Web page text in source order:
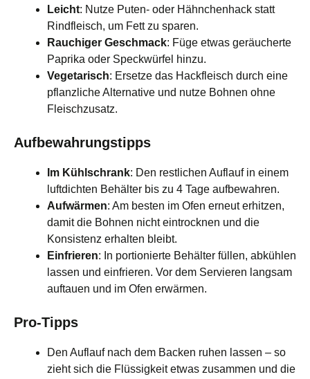
Leicht: Nutze Puten- oder Hähnchenhack statt
Rindfleisch, um Fett zu sparen.
Rauchiger Geschmack: Füge etwas geräucherte
Paprika oder Speckwürfel hinzu.
Vegetarisch: Ersetze das Hackfleisch durch eine
pflanzliche Alternative und nutze Bohnen ohne
Fleischzusatz.
Aufbewahrungstipps
Im Kühlschrank: Den restlichen Auflauf in einem
luftdichten Behälter bis zu 4 Tage aufbewahren.
Aufwärmen: Am besten im Ofen erneut erhitzen,
damit die Bohnen nicht eintrocknen und die
Konsistenz erhalten bleibt.
Einfrieren: In portionierte Behälter füllen, abkühlen
lassen und einfrieren. Vor dem Servieren langsam
auftauen und im Ofen erwärmen.
Pro-Tipps
Den Auflauf nach dem Backen ruhen lassen – so
zieht sich die Flüssigkeit etwas zusammen und die